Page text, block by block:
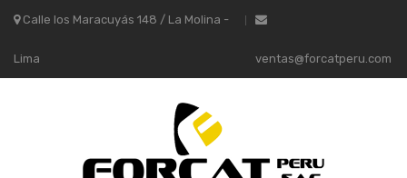
Calle los Maracuyás 148 / La Molina -
Lima ventas@forcatperu.com